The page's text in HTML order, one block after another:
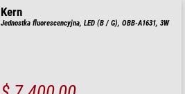
Kern
Jednostka fluorescencyjna, LED (B / G), OBB-A1631, 3W